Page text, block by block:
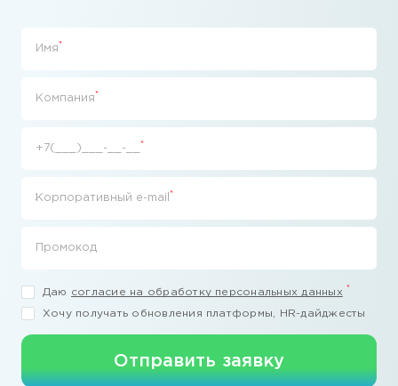
Имя *
Компания *
+7(___)___-__-__ *
Корпоративный e-mail *
Промокод
Даю согласие на обработку персональных данных *
Хочу получать обновления платформы, HR-дайджесты
Отправить заявку